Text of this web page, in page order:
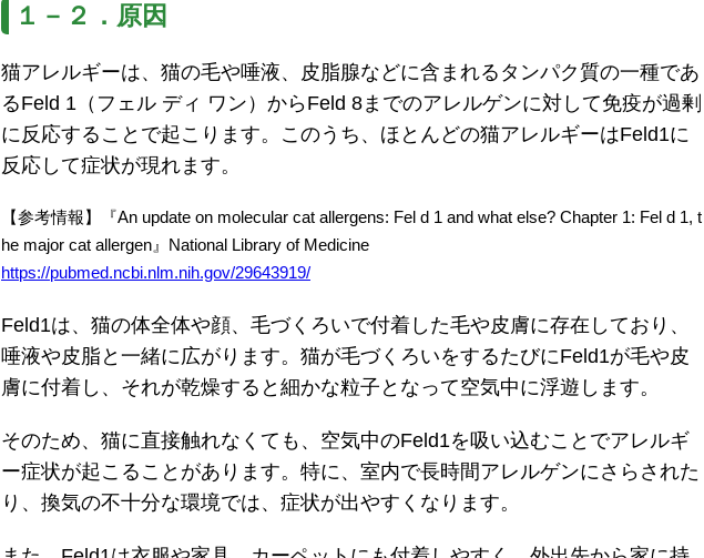
１－２．原因
猫アレルギーは、猫の毛や唾液、皮脂腺などに含まれるタンパク質の一種であ
るFeld 1（フェル ディ ワン）からFeld 8までのアレルゲンに対して免疫が過剰
に反応することで起こります。このうち、ほとんどの猫アレルギーはFeld1に
反応して症状が現れます。
【参考情報】『An update on molecular cat allergens: Fel d 1 and what else? Chapter 1: Fel d 1, t
he major cat allergen』National Library of Medicine
https://pubmed.ncbi.nlm.nih.gov/29643919/
Feld1は、猫の体全体や顔、毛づくろいで付着した毛や皮膚に存在しており、
唾液や皮脂と一緒に広がります。猫が毛づくろいをするたびにFeld1が毛や皮
膚に付着し、それが乾燥すると細かな粒子となって空気中に浮遊します。
そのため、猫に直接触れなくても、空気中のFeld1を吸い込むことでアレルギ
ー症状が起こることがあります。特に、室内で長時間アレルゲンにさらされた
り、換気の不十分な環境では、症状が出やすくなります。